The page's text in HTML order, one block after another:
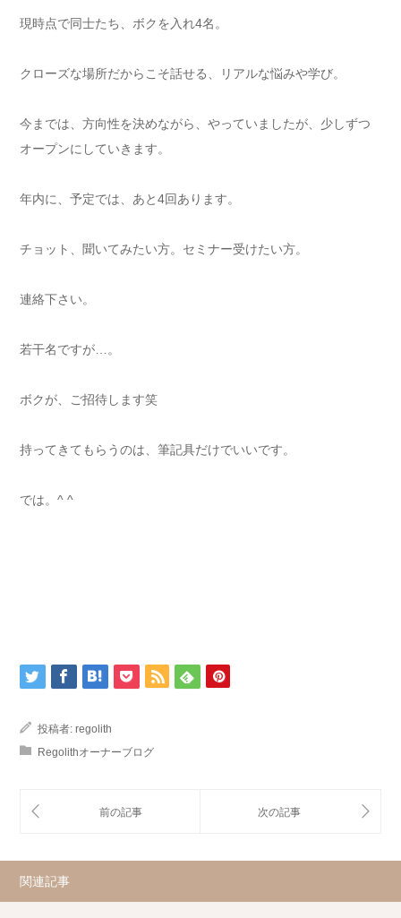
現時点で同士たち、ボクを入れ4名。
クローズな場所だからこそ話せる、リアルな悩みや学び。
今までは、方向性を決めながら、やっていましたが、少しずつ
オープンにしていきます。
年内に、予定では、あと4回あります。
チョット、聞いてみたい方。セミナー受けたい方。
連絡下さい。
若干名ですが…。
ボクが、ご招待します笑
持ってきてもらうのは、筆記具だけでいいです。
では。^ ^
投稿者: regolith
Regolithオーナーブログ
関連記事